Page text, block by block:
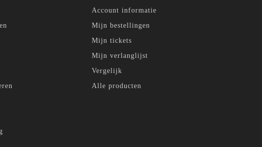
Account informatie
Mijn bestellingen
Mijn tickets
Mijn verlanglijst
Vergelijk
Alle producten